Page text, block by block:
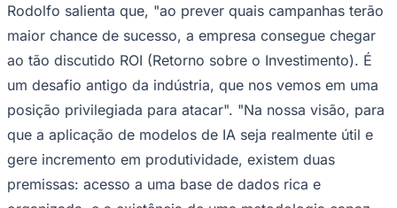
Rodolfo salienta que, "ao prever quais campanhas terão
maior chance de sucesso, a empresa consegue chegar
ao tão discutido ROI (Retorno sobre o Investimento). É
um desafio antigo da indústria, que nos vemos em uma
posição privilegiada para atacar". "Na nossa visão, para
que a aplicação de modelos de IA seja realmente útil e
gere incremento em produtividade, existem duas
premissas: acesso a uma base de dados rica e